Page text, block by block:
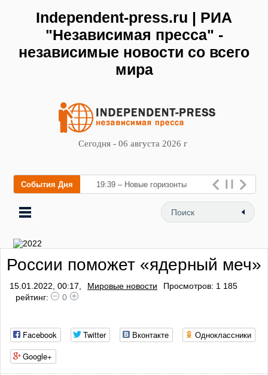
Independent-press.ru | РИА
"Независимая пресса" -
независимые новости со всего
мира
Сегодня - 06 августа 2026 г
События Дня 19:39 – Новые горизонты
флебологии: в Москве
открылся «Городской центр
России поможет «ядерный меч»
15.01.2022, 00:17, Мировые новости
Просмотров: 1 185
рейтинг:
0
Facebook Twitter Вконтакте
Одноклассники
Google+